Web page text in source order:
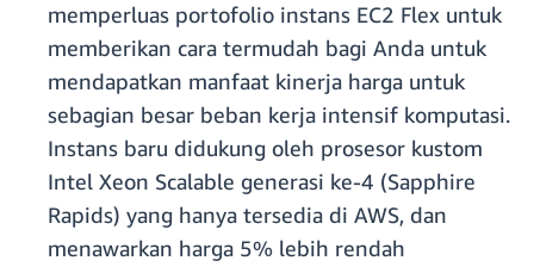
memperluas portofolio instans EC2 Flex untuk
memberikan cara termudah bagi Anda untuk
mendapatkan manfaat kinerja harga untuk
sebagian besar beban kerja intensif komputasi.
Instans baru didukung oleh prosesor kustom
Intel Xeon Scalable generasi ke-4 (Sapphire
Rapids) yang hanya tersedia di AWS, dan
menawarkan harga 5% lebih rendah